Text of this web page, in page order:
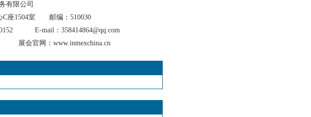
州市奥驰展览服务有限公司
C座1504室 邮编：510030
E-mail：358414864@qq.com
官网：www.inmexchina.cn